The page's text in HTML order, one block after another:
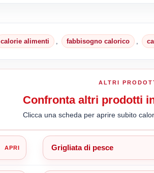
calorie alimenti fabbisogno calorico
ALTRI
Confronta altri prodotti
Clicca una scheda per aprire subito
Grigliata di pesce